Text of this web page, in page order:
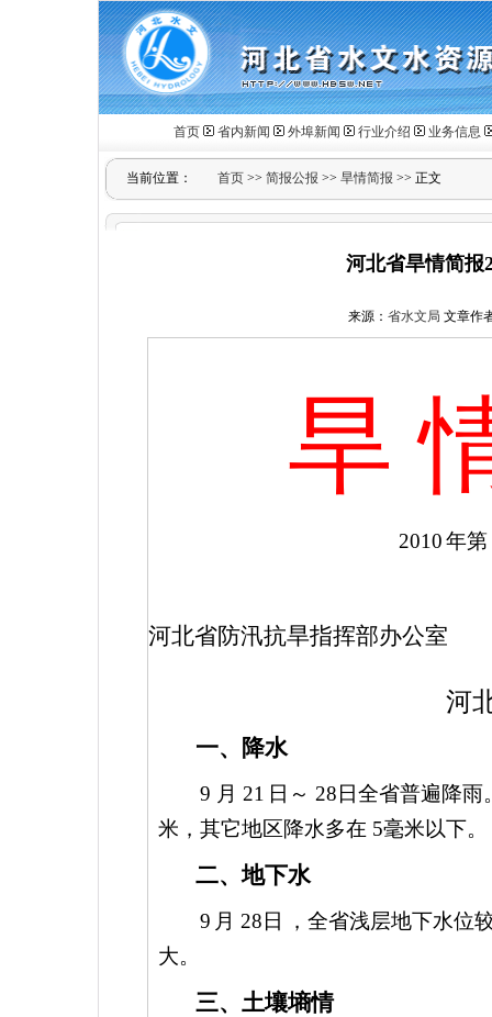
首页 省内新闻 外埠新闻 行业介绍 业务信息
当前位置： 首页 >> 简报公报 >> 旱情简报 >> 正文
河北省旱情简报
来源： 省水文局 文章作
旱
2010年第
河北省防汛抗旱指挥部办公室
河
一、降水
9 月 21 日～ 28 日全省普遍降
米，其它地区降水多在 5毫米以下。
二、地下水
9 月 28 日
，全省浅层地下水位
大。
三、土壤墒情